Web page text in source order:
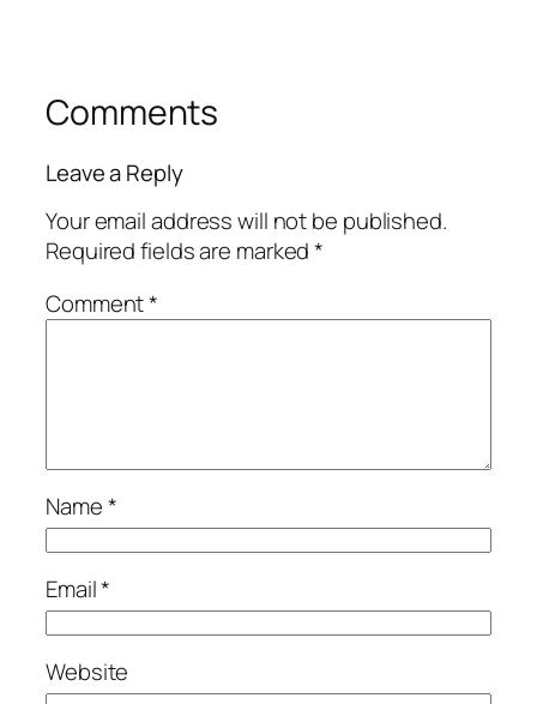
Comments
Leave a Reply
Your email address will not be published.
Required fields are marked*
Comment*
Name*
Email*
Website